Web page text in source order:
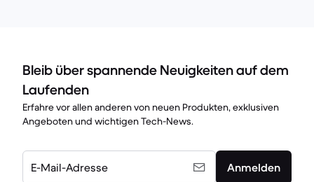
Bleib über spannende Neuigkeiten auf dem
Laufenden
Erfahre vor allen anderen von neuen Produkten, exklusiven
Angeboten und wichtigen Tech-News.
E-Mail-Adresse Anmelden